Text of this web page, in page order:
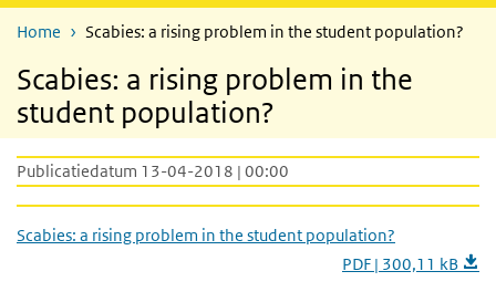
Home Scabies: a rising problem in the student population?
Scabies: a rising problem in the
student population?
Publicatiedatum 13-04-2018 | 00:00
Scabies: a rising problem in the student population?
PDF | 300,11 kB